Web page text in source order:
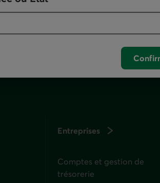
votre logiciel de téléphonie par
Entreprises
Comptes et gestion de
trésorerie